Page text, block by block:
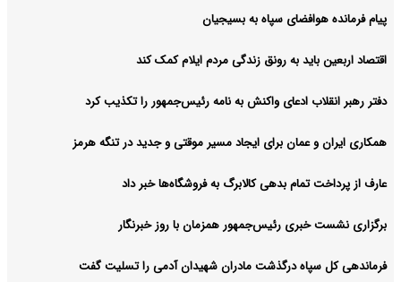
پیام فرمانده هوافضای سپاه به بسیجیان
اقتصاد اربعین باید به رونق زندگی مردم ایلام کمک کند
دفتر رهبر انقلاب ادعای واکنش به نامه رئیس‌جمهور را تکذیب کرد
همکاری ایران و عمان برای ایجاد مسیر موقتی و جدید در تنگه هرمز
عارف از پرداخت تمام بدهی کالابرگ به فروشگاه‌ها خبر داد
برگزاری نشست خبری رئیس‌جمهور همزمان با روز خبرنگار
فرماندهی کل سپاه درگذشت مادران شهیدان آدمی را تسلیت گفت